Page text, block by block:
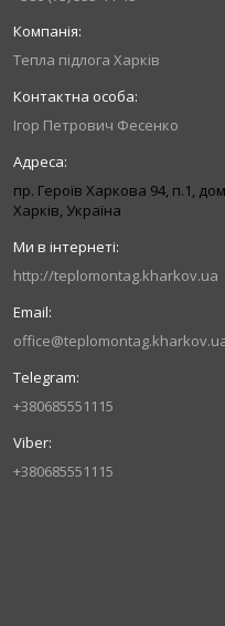
Тепла підлога Харків
Iгор Петрович Фесенко
пр. Героїв Харкова 94, п.1,
Харків, Україна
http://teplomontag.kharkov.ua
+380685551115
+380685551115